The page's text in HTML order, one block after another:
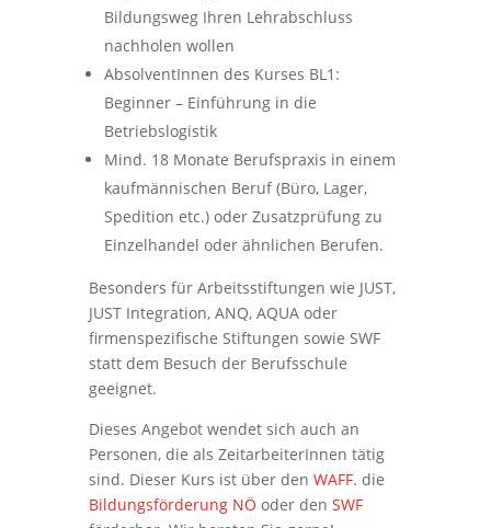
Bildungsweg Ihren Lehrabschluss
nachholen wollen
AbsolventInnen des Kurses BL1:
Beginner – Einführung in die
Betriebslogistik
Mind. 18 Monate Berufspraxis in einem
kaufmännischen Beruf (Büro, Lager,
Spedition etc.) oder Zusatzprüfung zu
Einzelhandel oder ähnlichen Berufen.
Besonders für Arbeitsstiftungen wie JUST,
JUST Integration, ANQ, AQUA oder
firmenspezifische Stiftungen sowie SWF
statt dem Besuch der Berufsschule
geeignet.
Dieses Angebot wendet sich auch an
Personen, die als ZeitarbeiterInnen tätig
sind. Dieser Kurs ist über den WAFF. die
Bildungsförderung NÖ oder den SWF